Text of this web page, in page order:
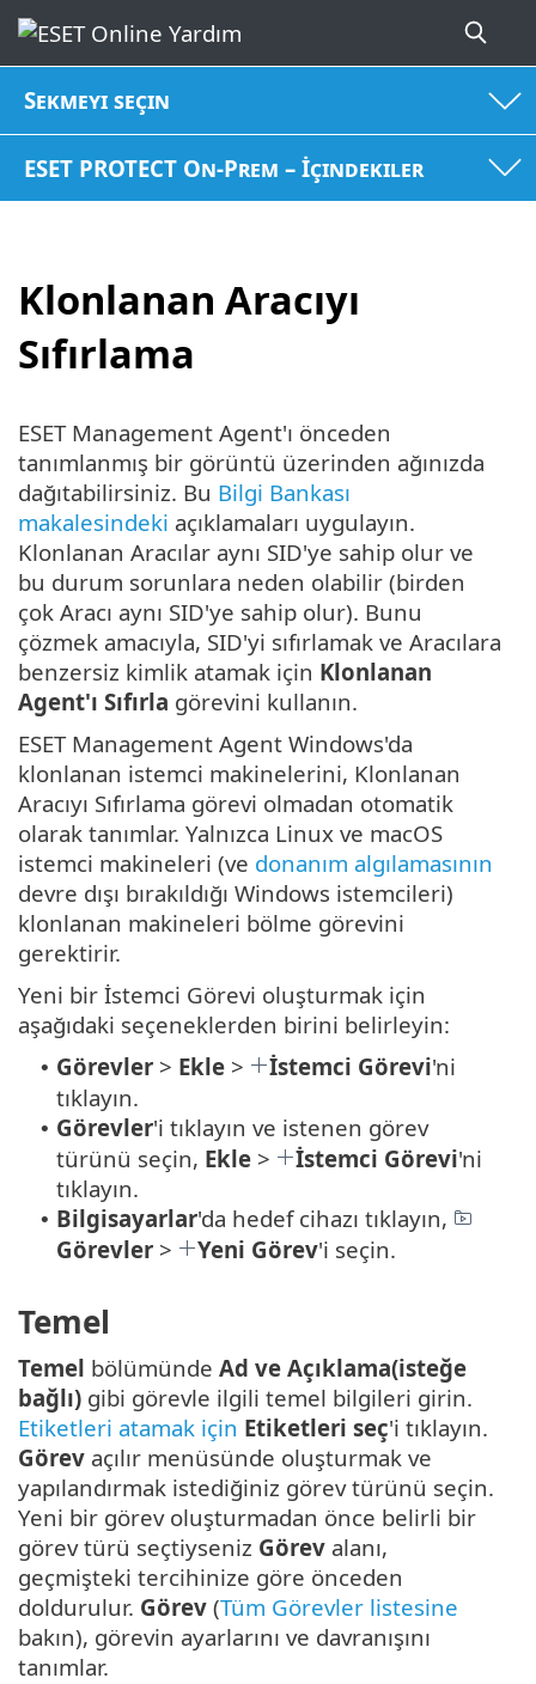
Sekmeyi seçin
ESET PROTECT On-Prem – İçindekiler
Klonlanan Aracıyı
Sıfırlama
ESET Management Agent'ı önceden
tanımlanmış bir görüntü üzerinden ağınızda
dağıtabilirsiniz. Bu Bilgi Bankası
makalesindeki açıklamaları uygulayın.
Klonlanan Aracılar aynı SID'ye sahip olur ve
bu durum sorunlara neden olabilir (birden
çok Aracı aynı SID'ye sahip olur). Bunu
çözmek amacıyla, SID'yi sıfırlamak ve Aracılara
benzersiz kimlik atamak için Klonlanan
Agent'ı Sıfırla görevini kullanın.
ESET Management Agent Windows'da
klonlanan istemci makinelerini, Klonlanan
Aracıyı Sıfırlama görevi olmadan otomatik
olarak tanımlar. Yalnızca Linux ve macOS
istemci makineleri (ve donanım algılamasının
devre dışı bırakıldığı Windows istemcileri)
klonlanan makineleri bölme görevini
gerektirir.
Yeni bir İstemci Görevi oluşturmak için
aşağıdaki seçeneklerden birini belirleyin:
• Görevler > Ekle > İstemci Görevi'ni
tıklayın.
• Görevler'i tıklayın ve istenen görev
türünü seçin, Ekle > İstemci Görevi'ni
tıklayın.
• Bilgisayarlar'da hedef cihazı tıklayın,
Görevler > Yeni Görev'i seçin.
Temel
Temel bölümünde Ad ve Açıklama(isteğe
bağlı) gibi görevle ilgili temel bilgileri girin.
Etiketleri atamak için Etiketleri seç'i tıklayın.
Görev açılır menüsünde oluşturmak ve
yapılandırmak istediğiniz görev türünü seçin.
Yeni bir görev oluşturmadan önce belirli bir
görev türü seçtiyseniz Görev alanı,
geçmişteki tercihinize göre önceden
doldurulur. Görev (Tüm Görevler listesine
bakın), görevin ayarlarını ve davranışını
tanımlar.